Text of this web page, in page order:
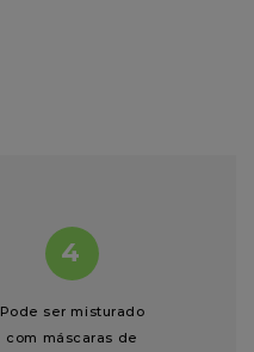
4
Pode ser misturado
com máscaras de